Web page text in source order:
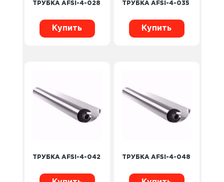
ТРУБКА AFSI-4-028
Купить
ТРУБКА AFSI-4-035
Купить
ТРУБКА AFSI-4-042 ТРУБКА AFSI-4-048